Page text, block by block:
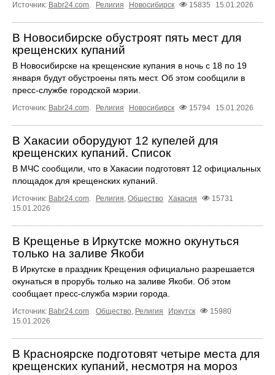
Источник: Babr24.com. Религия Новосибирск 15835 15.01.2026
В Новосибирске обустроят пять мест для
крещенских купаний
В Новосибирске на крещенские купания в ночь с 18 по 19
января будут обустроены пять мест. Об этом сообщили в
пресс-службе городской мэрии.
Источник: Babr24.com. Религия Новосибирск 15794 15.01.2026
В Хакасии оборудуют 12 купелей для
крещенских купаний. Список
В МЧС сообщили, что в Хакасии подготовят 12 официальных
площадок для крещенских купаний.
Источник: Babr24.com. Религия, Общество Хакасия
15731
15.01.2026
В Крещенье в Иркутске можно окунуться
только на заливе Якоби
В Иркутске в праздник Крещения официально разрешается
окунаться в прорубь только на заливе Якоби. Об этом
сообщает пресс-служба мэрии города.
Источник: Babr24.com. Общество, Религия Иркутск
15980
15.01.2026
В Красноярске подготовят четыре места для
крещенских купаний, несмотря на мороз